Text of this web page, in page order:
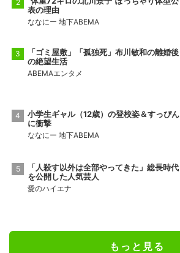
表の理由
ななにー 地下ABEMA
「ゴミ屋敷」「孤独死」布川敏和の離婚後
の絶望生活
ABEMAエンタメ
小学生ギャル（12歳）の登校姿＆すっぴん
に衝撃
ななにー 地下ABEMA
「人殺す以外は全部やってきた」総長時代
を公開した人気芸人
愛のハイエナ
もっと見る